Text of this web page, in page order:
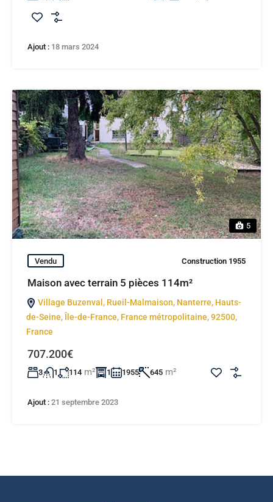
Ajout : 18 mars 2024
5
Vendu Construction 1955
Maison avec terrain 5 pièces 114m²
Village Buzenval, Rueil-Malmaison, Nanterre, Hauts-
de-Seine, Île-de-France, France métropolitaine, 92500,
France
707.200€
3 1 114 m² 1 1955 645 m²
Ajout : 21 septembre 2023